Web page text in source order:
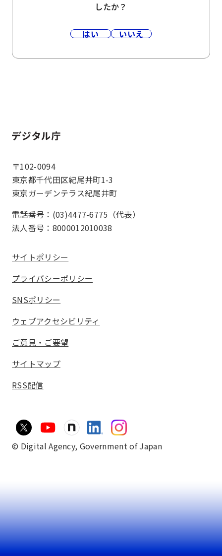
したか？
はい いいえ
ホーム
〒102-0094
東京都千代田区紀尾井町1-3
東京ガーデンテラス紀尾井町
電話番号：(03)4477-6775（代表）
法人番号：8000012010038
サイトポリシー
プライバシーポリシー
SNSポリシー
ウェブアクセシビリティ
ご意見・ご要望
サイトマップ
RSS配信
© Digital Agency, Government of Japan